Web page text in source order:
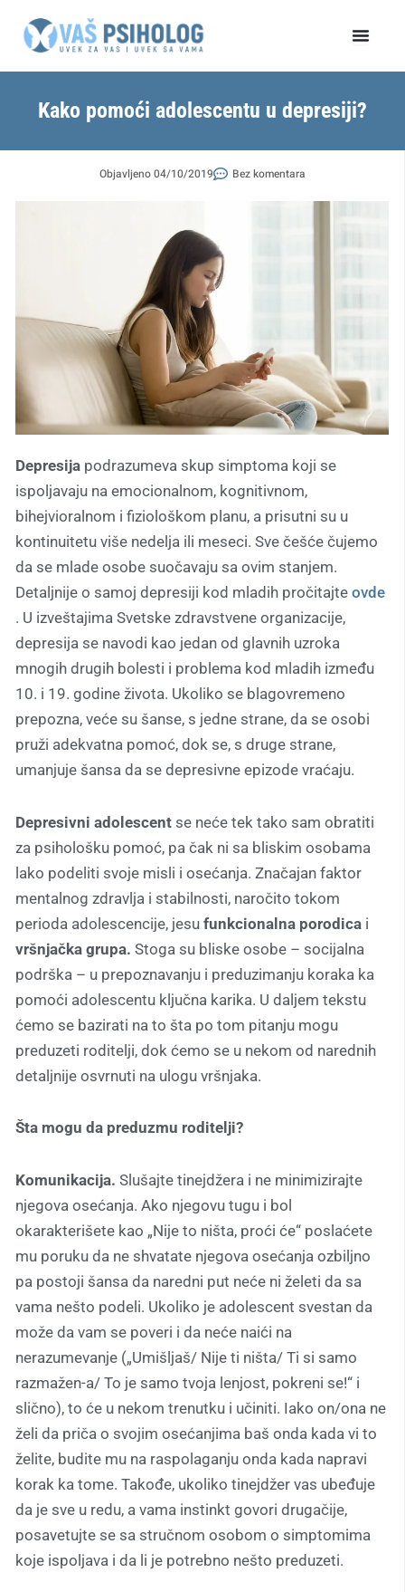
Kako pomoći adolescentu u depresiji?
Objavljeno04/10/2019 Bez komentara
Depresija podrazumeva skup simptoma koji se
ispoljavaju na emocionalnom, kognitivnom,
bihejvioralnom i fiziološkom planu, a prisutni su u
kontinuitetu više nedelja ili meseci. Sve češće čujemo
da se mlade osobe suočavaju sa ovim stanjem.
Detaljnije o samoj depresiji kod mladih pročitajte ovde
. U izveštajima Svetske zdravstvene organizacije,
depresija se navodi kao jedan od glavnih uzroka
mnogih drugih bolesti i problema kod mladih između
10. i 19. godine života. Ukoliko se blagovremeno
prepozna, veće su šanse, s jedne strane, da se osobi
pruži adekvatna pomoć, dok se, s druge strane,
umanjuje šansa da se depresivne epizode vraćaju.
Depresivni adolescent se neće tek tako sam obratiti
za psihološku pomoć, pa čak ni sa bliskim osobama
lako podeliti svoje misli i osećanja. Značajan faktor
mentalnog zdravlja i stabilnosti, naročito tokom
perioda adolescencije, jesu funkcionalna porodica i
vršnjačka grupa. Stoga su bliske osobe – socijalna
podrška – u prepoznavanju i preduzimanju koraka ka
pomoći adolescentu ključna karika. U daljem tekstu
ćemo se bazirati na to šta po tom pitanju mogu
preduzeti roditelji, dok ćemo se u nekom od narednih
detaljnije osvrnuti na ulogu vršnjaka.
Šta mogu da preduzmu roditelji?
Komunikacija. Slušajte tinejdžera i ne minimizirajte
njegova osećanja. Ako njegovu tugu i bol
okarakterišete kao „Nije to ništa, proći će“ poslaćete
mu poruku da ne shvatate njegova osećanja ozbiljno
pa postoji šansa da naredni put neće ni želeti da sa
vama nešto podeli. Ukoliko je adolescent svestan da
može da vam se poveri i da neće naići na
nerazumevanje („Umišljaš/ Nije ti ništa/ Ti si samo
razmažen-a/ To je samo tvoja lenjost, pokreni se!“ i
slično), to će u nekom trenutku i učiniti. Iako on/ona ne
želi da priča o svojim osećanjima baš onda kada vi to
želite, budite mu na raspolaganju onda kada napravi
korak ka tome. Takođe, ukoliko tinejdžer vas ubeđuje
da je sve u redu, a vama instinkt govori drugačije,
posavetujte se sa stručnom osobom o simptomima
koje ispoljava i da li je potrebno nešto preduzeti.